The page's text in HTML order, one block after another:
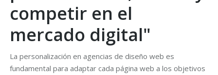
competir en el
mercado digital"
La personalización en agencias de diseño web es
fundamental para adaptar cada página web a los objetivos